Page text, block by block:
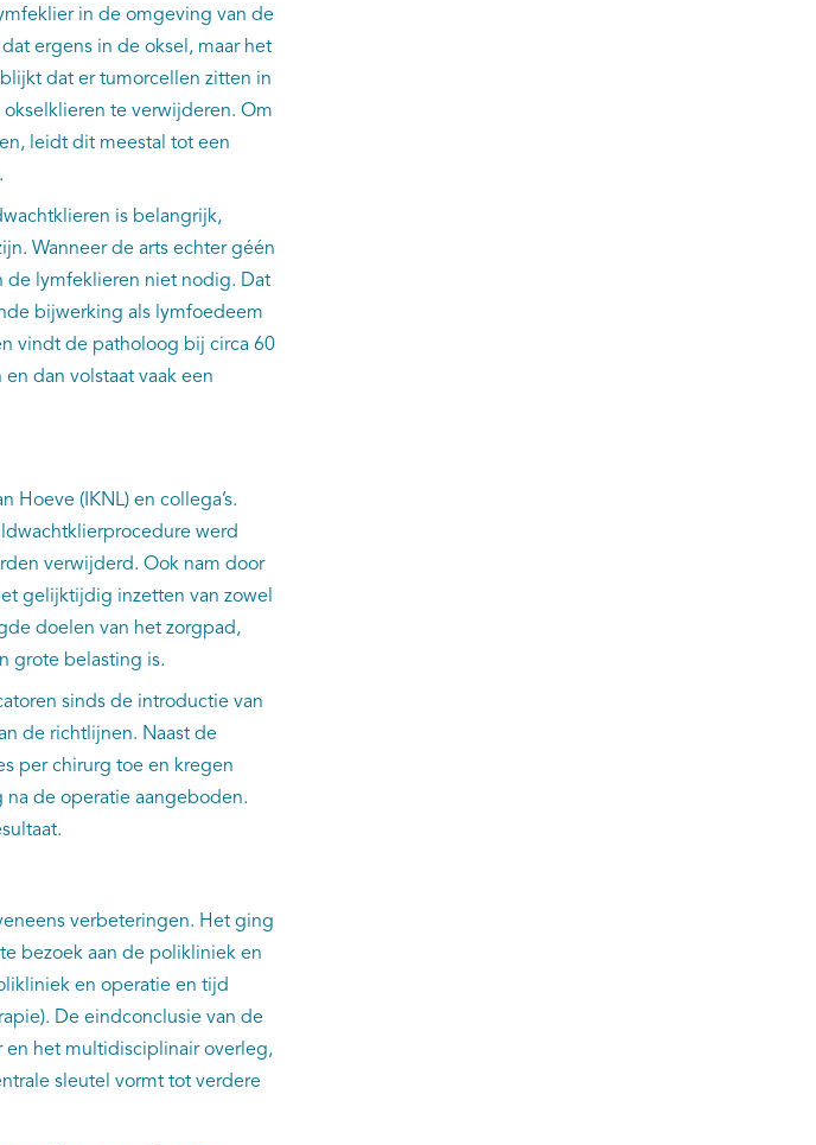
in de omgeving van de
ergens in de oksel, maar het
dat er tumorcellen zitten in
te verwijderen. Om
leidt dit meestal tot een
is belangrijk,
Wanneer de arts echter géén
de lymfeklieren niet nodig. Dat
bijwerking als lymfoedeem
vindt de patholoog bij circa 60
dan volstaat vaak een
Hoeve (IKNL) en collega’s.
werd
verwijderd. Ook nam door
gelijktijdig inzetten van zowel
doelen van het zorgpad,
grote belasting is.
sinds de introductie van
de richtlijnen. Naast de
per chirurg toe en kregen
de operatie aangeboden.
verbeteringen. Het ging
bezoek aan de polikliniek en
en operatie en tijd
De eindconclusie van de
en het multidisciplinair overleg,
sleutel vormt tot verdere